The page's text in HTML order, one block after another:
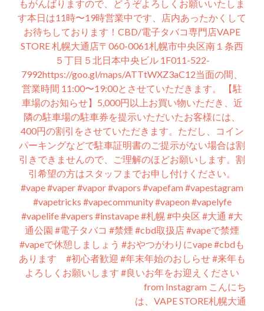
シ
ョ
もがんばりますので、どうぞよろしくお願いいたしま
す本日は11時〜19時営業中です、店内あったかくして
お待ちしております！CBD/電子タバコ専門店VAPE
STORE 札幌大通店〒060-0061札幌市中央区南１条西
５丁目５北日本中央ビル 1F011-522-
7992https://goo.gl/maps/ATTtWXZ3aC12当面の間、
営業時間 11:00〜19:00とさせていただきます。 【駐
車場のお知らせ】5,000円以上お買い物いただき、近
隣の駐車場の駐車券を提示いただいたお客様には、
400円の割引をさせていただきます。ただし、コイン
パーキングなどで駐車証明書のご提示がない場合は割
引きできませんので、ご理解のほどお願いします。割
引希望の方はスタッフまでお申し付けください。
#vape #vaper #vapor #vapors #vapefam #vapestagram
#vapetricks #vapecommunity #vapeon #vapelyfe
#vapelife #vapers #instavape #札幌 #中央区 #大通 #大
通公園 #電子タバコ #禁煙 #cbd取扱店 #vapeで禁煙
#vapeで休憩しましょう #おやつがわりにvape #cbdも
あります #初心者歓迎 #年末年始のおしらせ #来年も
よろしくお願いします #良いお年をお迎えください
from Instagram こんにち
は、VAPE STORE札幌大通